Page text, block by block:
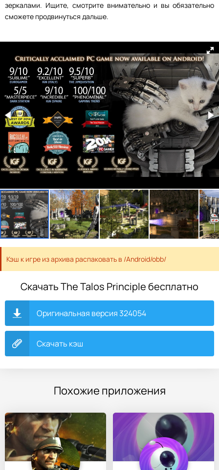
зеркалами. Ищите, смотрите внимательно и вы обязательно
сможете продвинуться дальше.
Кэш к игре из архива распаковать в /Android/obb/
Скачать The Talos Principle бесплатно
Оригинальная версия 324054
Скачать кэш
Похожие приложения